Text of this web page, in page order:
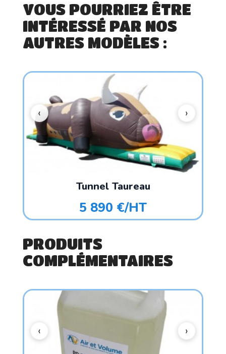
VOUS POURRIEZ ÊTRE
INTÉRESSÉ PAR NOS
AUTRES MODÈLES :
Tunnel Taureau
5 890 €/HT
PRODUITS
COMPLÉMENTAIRES